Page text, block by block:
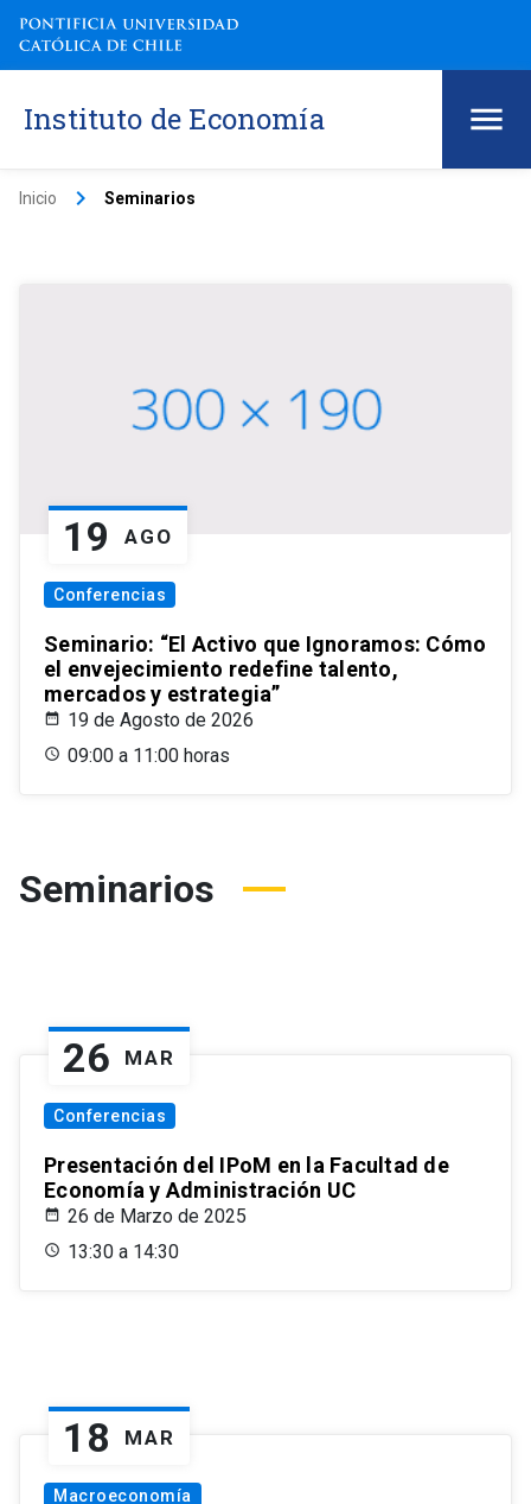
Instituto de Economía
Inicio keyboard_arrow_right Seminarios
19 AGO
Conferencias
Seminario: “El Activo que Ignoramos: Cómo
el envejecimiento redefine talento,
mercados y estrategia”
19 de Agosto de 2026
09:00 a 11:00 horas
Seminarios
26 MAR
Conferencias
Presentación del IPoM en la Facultad de
Economía y Administración UC
26 de Marzo de 2025
13:30 a 14:30
18 MAR
Macroeconomía